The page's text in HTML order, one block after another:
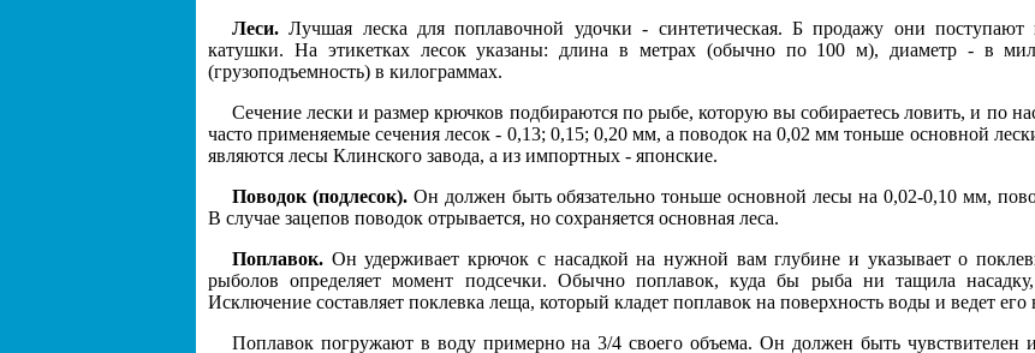
Леси. Лучшая леска для поплавочной удочки - синтетическая. Б продажу они поступают
катушки. На этикетках лесок указаны: длина в метрах (обычно по 100 м), диаметр - в
(грузоподъемность) в килограммах.
Сечение лески и размер крючков подбираются по рыбе, которую вы собираетесь ловить, и по
часто применяемые сечения лесок - 0,13; 0,15; 0,20 мм, а поводок на 0,02 мм тоньше основной
являются лесы Клинского завода, а из импортных - японские.
Поводок (подлесок).Он должен быть обязательно тоньше основной лесы на 0,02-0,10 мм,
В случае зацепов поводок отрывается, но сохраняется основная леса.
Поплавок. Он удерживает крючок с насадкой на нужной вам глубине и указывает о
рыболов определяет момент подсечки. Обычно поплавок, куда бы рыба ни тащила
Исключение составляет поклевка леща, который кладет поплавок на поверхность воды и ведет его
Поплавок погружают в воду примерно на 3/4 своего объема. Он должен быть чувствителен